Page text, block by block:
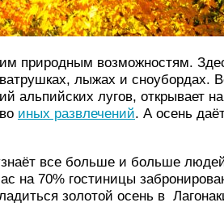
природным возможностям.
ватрушках, лыжах и
альпийских лугов, открывает
иных развлечений. А осень
все больше и больше
на 70% гостиницы
золотой осень в